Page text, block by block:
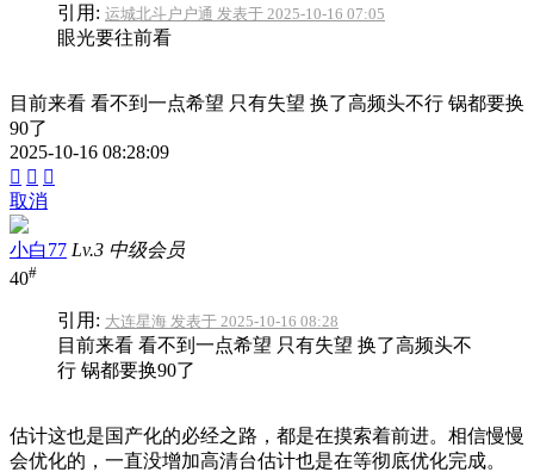
引用: 运城北斗户户通 发表于 2025-10-16 07:05
眼光要往前看
目前来看 看不到一点希望 只有失望 换了高频头不行 锅都要换
90了
2025-10-16 08:28:09
  
取消
小白77 Lv.3 中级会员
40#
引用: 大连星海 发表于 2025-10-16 08:28
目前来看 看不到一点希望 只有失望 换了高频头不
行 锅都要换90了
估计这也是国产化的必经之路，都是在摸索着前进。相信慢慢
会优化的，一直没增加高清台估计也是在等彻底优化完成。